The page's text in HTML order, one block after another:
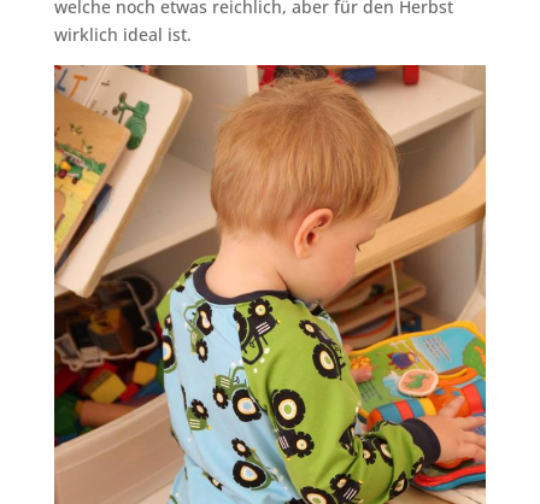
welche noch etwas reichlich, aber für den Herbst
wirklich ideal ist.